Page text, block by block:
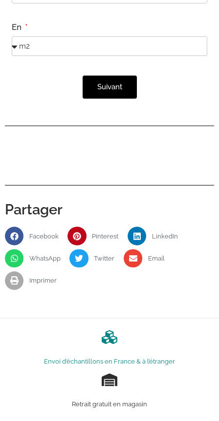
En
Suivant
Partager
Facebook Pinterest LinkedIn
WhatsApp Twitter Email
Imprimer
Envoi d’échantillons en France & à l’étranger
Retrait gratuit en magasin